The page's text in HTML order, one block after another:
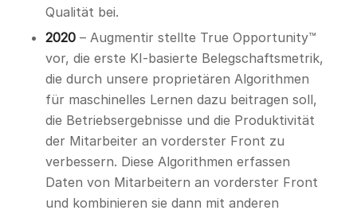
Qualität bei.
2020– Augmentir stellte True Opportunity™
vor, die erste KI-basierte Belegschaftsmetrik,
die durch unsere proprietären Algorithmen
für maschinelles Lernen dazu beitragen soll,
die Betriebsergebnisse und die Produktivität
der Mitarbeiter an vorderster Front zu
verbessern. Diese Algorithmen erfassen
Daten von Mitarbeitern an vorderster Front
und kombinieren sie dann mit anderen